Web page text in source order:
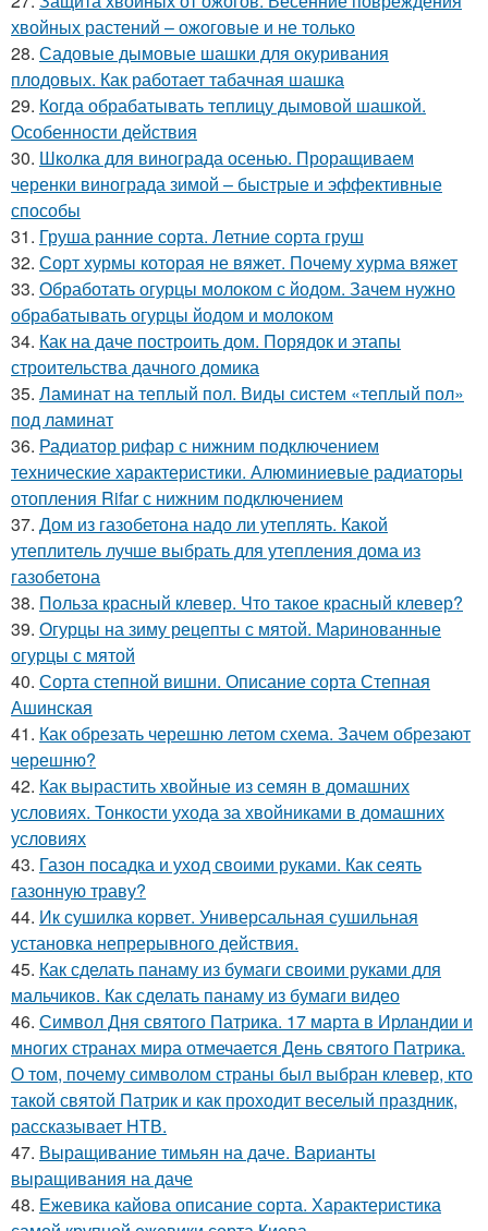
хвойных растений – ожоговые и не только
28. Садовые дымовые шашки для окуривания
плодовых. Как работает табачная шашка
29. Когда обрабатывать теплицу дымовой шашкой.
Особенности действия
30. Школка для винограда осенью. Проращиваем
черенки винограда зимой – быстрые и эффективные
способы
31. Груша ранние сорта. Летние сорта груш
32. Сорт хурмы которая не вяжет. Почему хурма вяжет
33. Обработать огурцы молоком с йодом. Зачем нужно
обрабатывать огурцы йодом и молоком
34. Как на даче построить дом. Порядок и этапы
строительства дачного домика
35. Ламинат на теплый пол. Виды систем «теплый пол»
под ламинат
36. Радиатор рифар с нижним подключением
технические характеристики. Алюминиевые радиаторы
отопления Rifar с нижним подключением
37. Дом из газобетона надо ли утеплять. Какой
утеплитель лучше выбрать для утепления дома из
газобетона
38. Польза красный клевер. Что такое красный клевер?
39. Огурцы на зиму рецепты с мятой. Маринованные
огурцы с мятой
40. Сорта степной вишни. Описание сорта Степная
Ашинская
41. Как обрезать черешню летом схема. Зачем обрезают
черешню?
42. Как вырастить хвойные из семян в домашних
условиях. Тонкости ухода за хвойниками в домашних
условиях
43. Газон посадка и уход своими руками. Как сеять
газонную траву?
44. Ик сушилка корвет. Универсальная сушильная
установка непрерывного действия.
45. Как сделать панаму из бумаги своими руками для
мальчиков. Как сделать панаму из бумаги видео
46. Символ Дня святого Патрика. 17 марта в Ирландии и
многих странах мира отмечается День святого Патрика.
О том, почему символом страны был выбран клевер, кто
такой святой Патрик и как проходит веселый праздник,
рассказывает НТВ.
47. Выращивание тимьян на даче. Варианты
выращивания на даче
48. Ежевика кайова описание сорта. Характеристика